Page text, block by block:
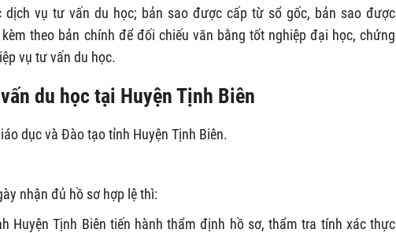
vụ tư vấn du học; bản sao được cấp từ sổ gốc, bản sao được
theo bản chính để đối chiếu văn bằng tốt nghiệp đại học, chứng
vụ tư vấn du học.
du học tại Huyện Tịnh Biên
dục và Đào tạo tỉnh Huyện Tịnh Biên.
nhận đủ hồ sơ hợp lệ thì:
Huyện Tịnh Biên tiến hành thẩm định hồ sơ, thẩm tra tính xác thực